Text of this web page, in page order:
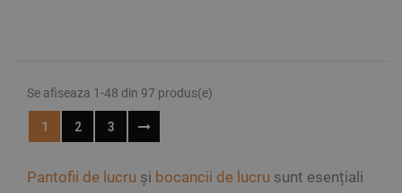
Se afiseaza 1-48 din 97 produs(e)
1 2 3
Pantofii de lucru și bocancii de lucru sunt esențiali